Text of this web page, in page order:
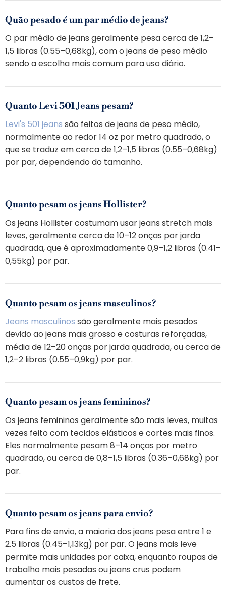
Quão pesado é um par médio de jeans?
O par médio de jeans geralmente pesa cerca de 1,2–
1,5 libras (0.55–0,68kg), com o jeans de peso médio
sendo a escolha mais comum para uso diário.
Quanto Levi 501 Jeans pesam?
Levi's 501 jeans são feitos de jeans de peso médio,
normalmente ao redor 14 oz por metro quadrado, o
que se traduz em cerca de 1,2–1,5 libras (0.55–0,68kg)
por par, dependendo do tamanho.
Quanto pesam os jeans Hollister?
Os jeans Hollister costumam usar jeans stretch mais
leves, geralmente cerca de 10–12 onças por jarda
quadrada, que é aproximadamente 0,9–1,2 libras (0.41–
0,55kg) por par.
Quanto pesam os jeans masculinos?
Jeans masculinos são geralmente mais pesados ​​
devido ao jeans mais grosso e costuras reforçadas,
média de 12–20 onças por jarda quadrada, ou cerca de
1,2–2 libras (0.55–0,9kg) por par.
Quanto pesam os jeans femininos?
Os jeans femininos geralmente são mais leves, muitas
vezes feito com tecidos elásticos e cortes mais finos.
Eles normalmente pesam 8–14 onças por metro
quadrado, ou cerca de 0,8–1,5 libras (0.36–0,68kg) por
par.
Quanto pesam os jeans para envio?
Para fins de envio, a maioria dos jeans pesa entre 1 e
2.5 libras (0.45–1,13kg) por par. O jeans mais leve
permite mais unidades por caixa, enquanto roupas de
trabalho mais pesadas ou jeans crus podem
aumentar os custos de frete.